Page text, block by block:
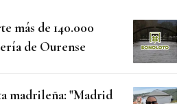
más de 140.000
de Ourense
madrileña: "Madrid